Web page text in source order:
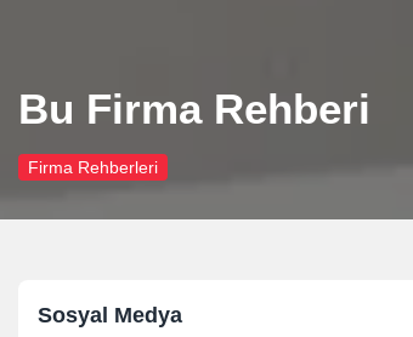
Bu Firma Rehberi
Firma Rehberleri
Sosyal Medya